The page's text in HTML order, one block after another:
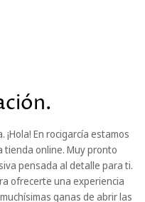
En rocigarcía estamos
online. Muy pronto
pensada al detalle para ti.
ofrecerte una experiencia
ganas de abrir las